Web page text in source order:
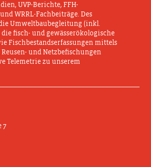
UVP-Berichte, FFH-
WRRL-Fachbeiträge. Des
Umweltbaubegleitung (inkl.
die fisch- und gewässerökologische
Fischbestandserfassungen mittels
und Netzbefischungen
Telemetrie zu unserem
7